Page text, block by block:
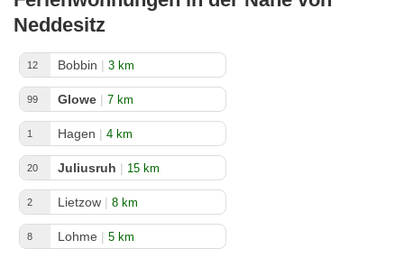
Neddesitz
12 Bobbin | 3 km
99 Glowe | 7 km
1 Hagen | 4 km
20 Juliusruh | 15 km
2 Lietzow | 8 km
8 Lohme | 5 km